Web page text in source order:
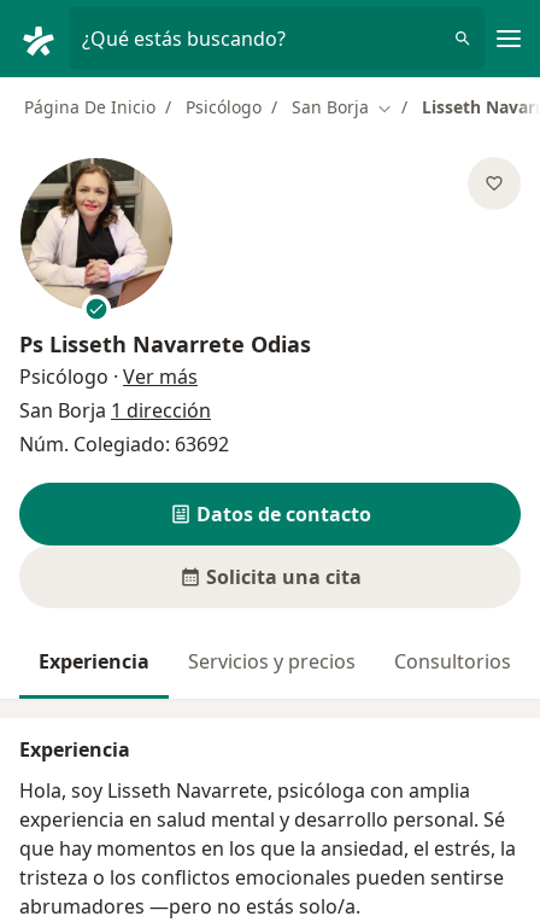
¿Qué estás buscando?
Página De Inicio Psicólogo San Borja Cambiar de ciudad
Lisseth
Ps Lisseth Navarrete Odias
Psicólogo · Ver más
San Borja 1 dirección
Núm. Colegiado: 63692
Datos de contacto
Solicita una cita
Experiencia Servicios y precios Consultorios
Experiencia
Hola, soy Lisseth Navarrete, psicóloga con amplia
experiencia en salud mental y desarrollo personal. Sé
que hay momentos en los que la ansiedad, el estrés, la
tristeza o los conflictos emocionales pueden sentirse
abrumadores —pero no estás solo/a.